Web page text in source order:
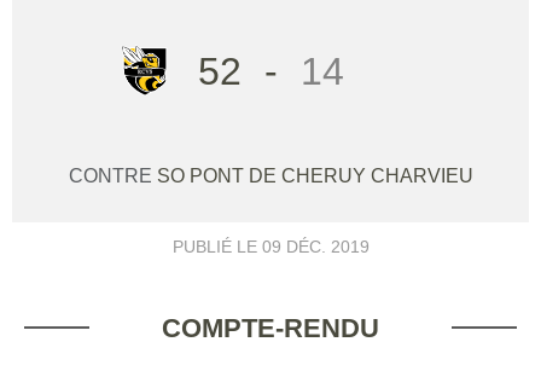
52 - 14
CONTRE SO PONT DE CHERUY CHARVIEU
PUBLIÉ LE 09 DÉC. 2019
COMPTE-RENDU